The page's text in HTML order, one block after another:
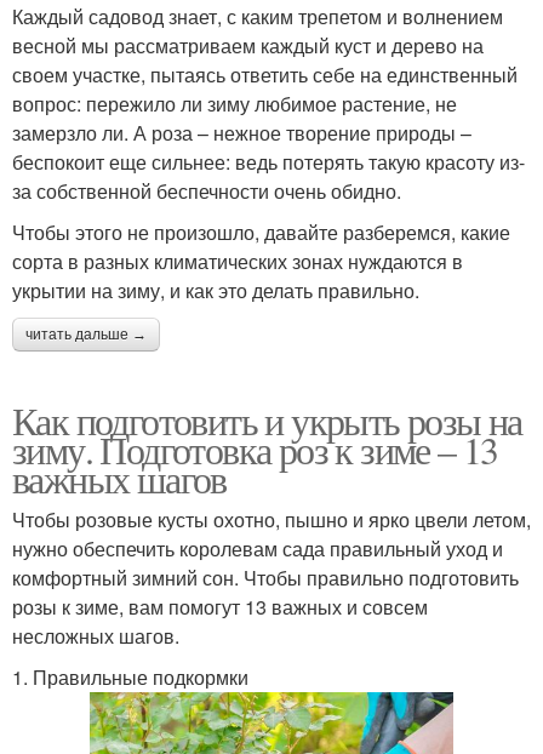
Каждый садовод знает, с каким трепетом и волнением
весной мы рассматриваем каждый куст и дерево на
своем участке, пытаясь ответить себе на единственный
вопрос: пережило ли зиму любимое растение, не
замерзло ли. А роза – нежное творение природы –
беспокоит еще сильнее: ведь потерять такую красоту из-
за собственной беспечности очень обидно.
Чтобы этого не произошло, давайте разберемся, какие
сорта в разных климатических зонах нуждаются в
укрытии на зиму, и как это делать правильно.
читать дальше →
Как подготовить и укрыть розы на
зиму. Подготовка роз к зиме – 13
важных шагов
Чтобы розовые кусты охотно, пышно и ярко цвели летом,
нужно обеспечить королевам сада правильный уход и
комфортный зимний сон. Чтобы правильно подготовить
розы к зиме, вам помогут 13 важных и совсем
несложных шагов.
1. Правильные подкормки